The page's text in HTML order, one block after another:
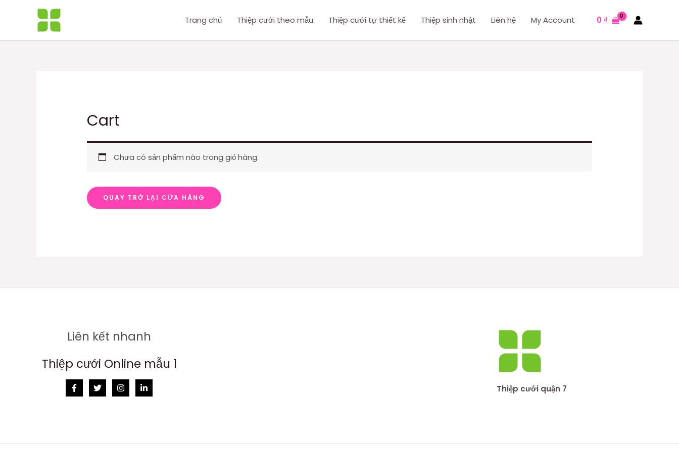
Trang chủ Thiệp cưới theo mẫu Thiệp cưới tự thiết kế Thiệp sinh nhật Liên hệ My Account 0 ₫
Cart
Chưa có sản phẩm nào trong giỏ hàng.
QUAY TRỞ LẠI CỬA HÀNG
Liên kết nhanh
Thiệp cưới Online mẫu 1
Thiệp cưới quận 7